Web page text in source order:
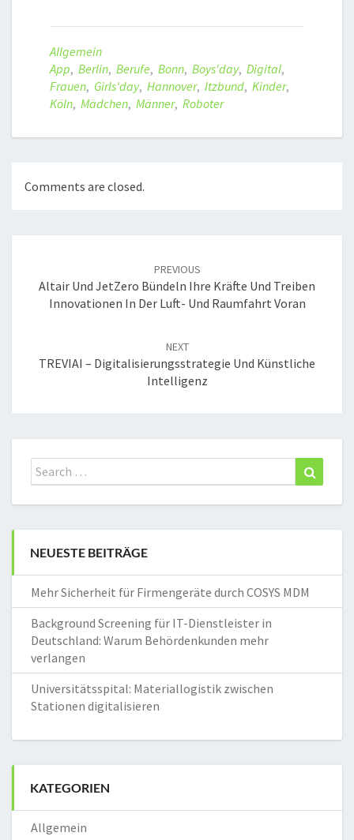
Allgemein
App, Berlin, Berufe, Bonn, Boys'day, Digital,
Frauen, Girls'day, Hannover, Itzbund, Kinder,
Köln, Mädchen, Männer, Roboter
Comments are closed.
PREVIOUS
Altair Und JetZero Bündeln Ihre Kräfte Und Treiben
Innovationen In Der Luft- Und Raumfahrt Voran
NEXT
TREVIAI – Digitalisierungsstrategie Und Künstliche
Intelligenz
Search
for:
NEUESTE BEITRÄGE
Mehr Sicherheit für Firmengeräte durch COSYS MDM
Background Screening für IT-Dienstleister in
Deutschland: Warum Behördenkunden mehr
verlangen
Universitätsspital: Materiallogistik zwischen
Stationen digitalisieren
KATEGORIEN
Allgemein